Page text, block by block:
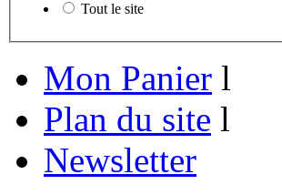
Tout le site
Mon Panier l
Plan du site l
Newsletter